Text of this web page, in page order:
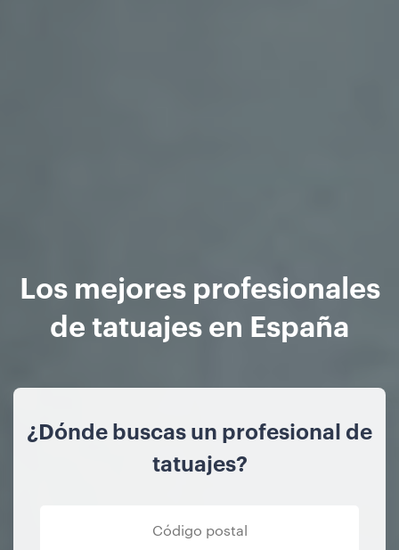
Los mejores profesionales
de tatuajes en España
¿Dónde buscas un profesional de
tatuajes?